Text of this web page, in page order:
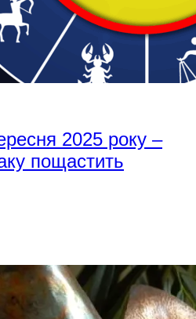
2025 року –
пощастить